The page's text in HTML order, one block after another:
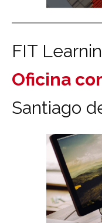
FIT
Oficina
Santiago